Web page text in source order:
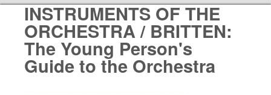
INSTRUMENTS OF THE
ORCHESTRA / BRITTEN:
The Young Person's
Guide to the Orchestra